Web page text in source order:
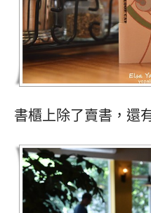
書櫃上除了賣書，還